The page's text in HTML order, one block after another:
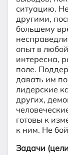
ситуацию.
другими,
большему
опыт в
интересна,
поле.
давать им
лидерские
других,
готовы к
к ним. Не
Задачи